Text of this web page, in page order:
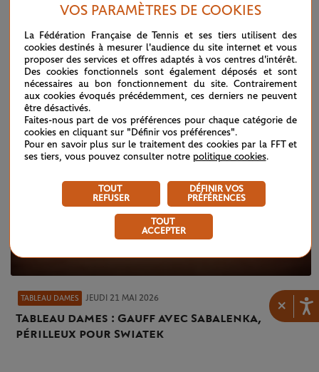
×
Tableau messieurs : Sinner, Djokovic,
Zverev... les enseignements du tirage au
sort
TABLEAU DAMES JEUDI 21 MAI 2026
Tableau dames : Gauff avec Sabalenka,
périlleux pour Swiatek
VOS PARAMÈTRES DE COOKIES
La Fédération Française de Tennis et ses tiers utilisent des
cookies destinés à mesurer l'audience du site internet et vous
proposer des services et offres adaptés à vos centres d'intérêt.
Des cookies fonctionnels sont également déposés et sont
nécessaires au bon fonctionnement du site. Contrairement
aux cookies évoqués précédemment, ces derniers ne peuvent
être désactivés.
Faites-nous part de vos préférences pour chaque catégorie de
cookies en cliquant sur "Définir vos préférences".
Pour en savoir plus sur le traitement des cookies par la FFT et
ses tiers, vous pouvez consulter notre politique cookies.
TOUT
REFUSER
DÉFINIR VOS
PRÉFÉRENCES
TOUT
ACCEPTER